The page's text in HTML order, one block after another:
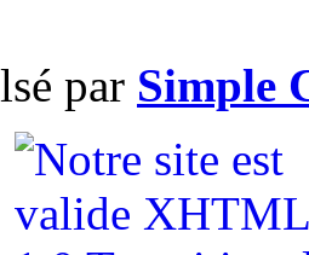
par Simple